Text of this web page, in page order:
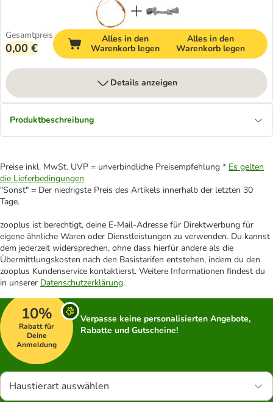
Gesamtpreis
0,00 €
Alles in den
Warenkorb legen
Alles in den
Warenkorb legen
Details anzeigen
Produktbeschreibung
Preise inkl. MwSt. UVP = unverbindliche Preisempfehlung * Es gelten
die Lieferbedingungen
"Sonst" = Der niedrigste Preis des Artikels innerhalb der letzten 30
Tage.
zooplus ist berechtigt, deine E-Mail-Adresse für Direktwerbung für
eigene ähnliche Waren oder Dienstleistungen zu verwenden. Du kannst
dem jederzeit widersprechen, ohne dass hierfür andere als die
Übermittlungskosten nach den Basistarifen entstehen, indem du den
zooplus Kundenservice kontaktierst. Weitere Informationen findest du
in unserer Datenschutzerklärung.
10%
Rabatt für
Deine
Anmeldung
Verpasse keine personalisierten Angebote,
Rabatte und Gutscheine!
Haustierart auswählen